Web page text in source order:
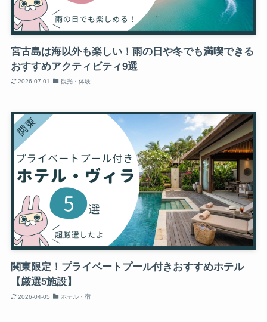
宮古島は海以外も楽しい！雨の日や冬でも満喫できる
おすすめアクティビティ9選
2026-07-01 観光・体験
関東限定！プライベートプール付きおすすめホテル
【厳選5施設】
2026-04-05 ホテル・宿